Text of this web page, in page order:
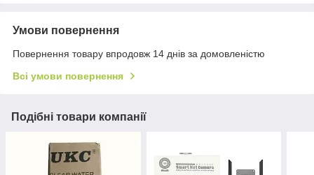
Умови повернення
Повернення товару впродовж 14 днів за домовленістю
Всі умови повернення
Подібні товари компанії